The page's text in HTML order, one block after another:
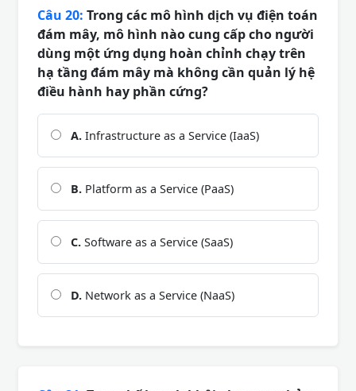
Câu 20: Trong các mô hình dịch vụ điện toán
đám mây, mô hình nào cung cấp cho người
dùng một ứng dụng hoàn chỉnh chạy trên
hạ tầng đám mây mà không cần quản lý hệ
điều hành hay phần cứng?
A. Infrastructure as a Service (IaaS)
B. Platform as a Service (PaaS)
C. Software as a Service (SaaS)
D. Network as a Service (NaaS)